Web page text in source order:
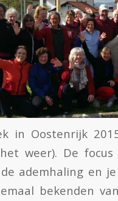
in Oostenrijk
weer). De
ademhaling en
bekenden